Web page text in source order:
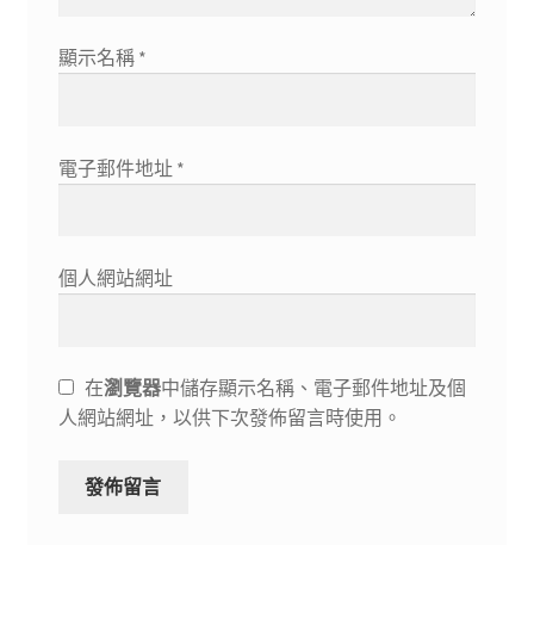
顯示名稱 *
電子郵件地址 *
個人網站網址
在瀏覽器中儲存顯示名稱、電子郵件地址及個
人網站網址，以供下次發佈留言時使用。